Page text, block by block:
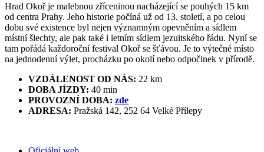
Hrad Okoř je malebnou zříceninou nacházející se pouhých 15 km
od centra Prahy. Jeho historie počíná už od 13. století, a po celou
dobu své existence byl nejen významným opevněním a sídlem
místní šlechty, ale pak také i letním sídlem jezuitského řádu. Nyní se
tam pořádá každoroční festival Okoř se šťávou. Je to výtečné místo
na jednodenní výlet, procházku po okolí nebo odpočinek v přírodě.
VZDÁLENOST OD NÁS: 22 km
DOBA JÍZDY: 40 min
PROVOZNÍ DOBA: zde
ADRESA: Pražská 142, 252 64 Velké Přílepy